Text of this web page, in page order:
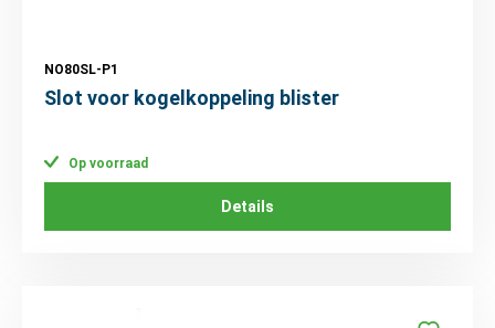
NO80SL-P1
Slot voor kogelkoppeling blister
Op voorraad
Details